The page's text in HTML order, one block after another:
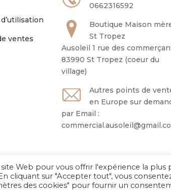
ventes
0662316592
Boutique Maison
St Tropez
Ausoleil 1 rue des
83990 St Tropez (coeur du
village)
Autres points de
en Europe sur
par Email :
Au Soleil de Saint
Web pour vous offrir l'expérience la
cliquant sur "Accepter tout", vous
des cookies" pour fournir un